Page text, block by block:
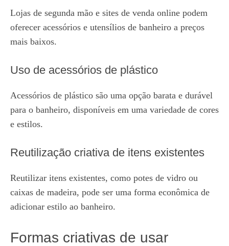
Lojas de segunda mão e sites de venda online podem
oferecer acessórios e utensílios de banheiro a preços
mais baixos.
Uso de acessórios de plástico
Acessórios de plástico são uma opção barata e durável
para o banheiro, disponíveis em uma variedade de cores
e estilos.
Reutilização criativa de itens existentes
Reutilizar itens existentes, como potes de vidro ou
caixas de madeira, pode ser uma forma econômica de
adicionar estilo ao banheiro.
Formas criativas de usar